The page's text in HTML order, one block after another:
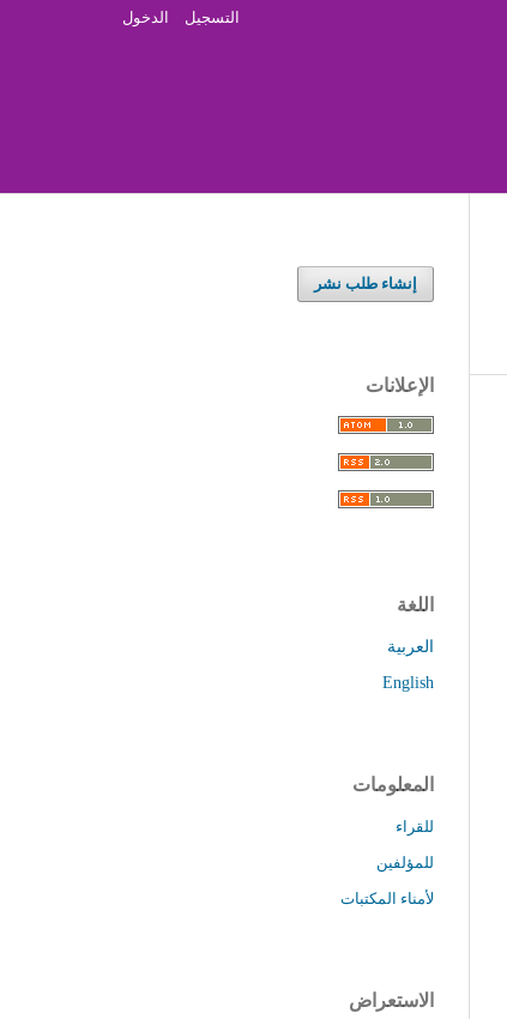
التسجيل الدخول
إنشاء طلب نشر
الإعلانات
اللغة
العربية
English
المعلومات
للقراء
للمؤلفين
لأمناء المكتبات
الاستعراض